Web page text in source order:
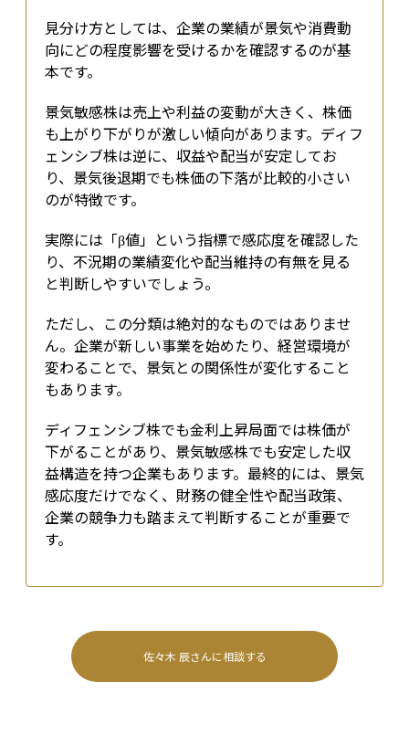
見分け方としては、企業の業績が景気や消費動
向にどの程度影響を受けるかを確認するのが基
本です。
景気敏感株は売上や利益の変動が大きく、株価
も上がり下がりが激しい傾向があります。ディフ
ェンシブ株は逆に、収益や配当が安定してお
り、景気後退期でも株価の下落が比較的小さい
のが特徴です。
実際には「β値」という指標で感応度を確認した
り、不況期の業績変化や配当維持の有無を見る
と判断しやすいでしょう。
ただし、この分類は絶対的なものではありませ
ん。企業が新しい事業を始めたり、経営環境が
変わることで、景気との関係性が変化すること
もあります。
ディフェンシブ株でも金利上昇局面では株価が
下がることがあり、景気敏感株でも安定した収
益構造を持つ企業もあります。最終的には、景気
感応度だけでなく、財務の健全性や配当政策、
企業の競争力も踏まえて判断することが重要で
す。
佐々木 辰さんに相談する